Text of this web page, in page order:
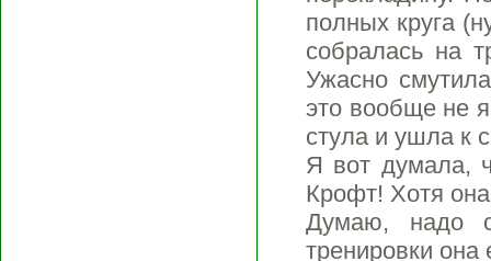
полных круга
собралась на
Ужасно
это вообще не
стула и ушла к
Я вот думала,
Крофт! Хотя
Думаю, надо
тренировки она